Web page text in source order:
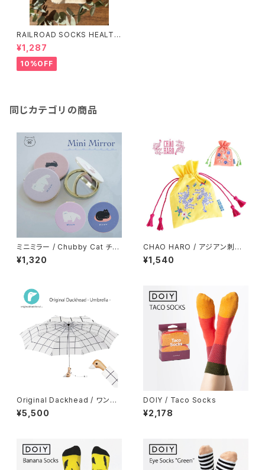
RAILROAD SOCKS HEALTH
TRAK NATURAL COTTON
SOX 2PACK 10−13
¥1,287
10%OFF
同じカテゴリの商品
ミニミラー / Chubby Cat チャ
ビーキャット
¥1,320
CHAO HARO / アジアン刺繍
巾着
¥1,540
Original Dackhead / ワンタ
ッチ式折り畳み傘
¥5,500
DOIY / Taco Socks
¥2,178